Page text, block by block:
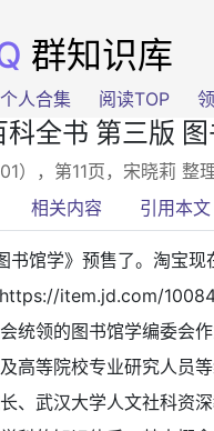
群知识库
个人合集 阅读TOP
全书 第三版 图
），第11页 ，宋晓莉 整
相关内容 引用本文
书馆学》预售了。淘宝现
https://item.jd.com/
统领的图书馆学编委会
高等院校专业研究人员
、武汉大学人文社科资深